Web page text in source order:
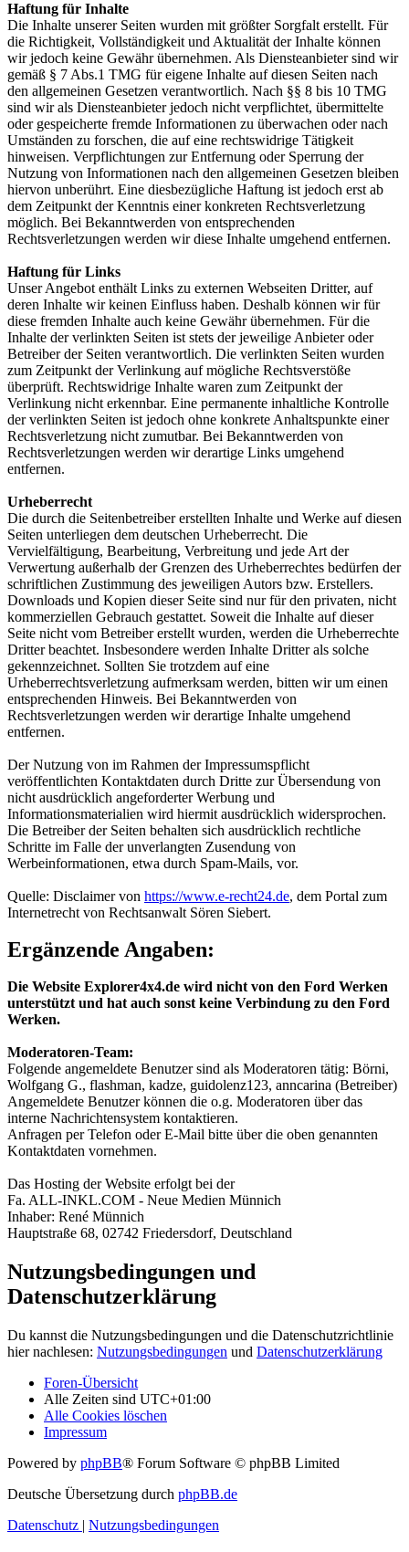
Haftung für Inhalte
Die Inhalte unserer Seiten wurden mit größter Sorgfalt erstellt. Für
die Richtigkeit, Vollständigkeit und Aktualität der Inhalte können
wir jedoch keine Gewähr übernehmen. Als Diensteanbieter sind wir
gemäß § 7 Abs.1 TMG für eigene Inhalte auf diesen Seiten nach
den allgemeinen Gesetzen verantwortlich. Nach §§ 8 bis 10 TMG
sind wir als Diensteanbieter jedoch nicht verpflichtet, übermittelte
oder gespeicherte fremde Informationen zu überwachen oder nach
Umständen zu forschen, die auf eine rechtswidrige Tätigkeit
hinweisen. Verpflichtungen zur Entfernung oder Sperrung der
Nutzung von Informationen nach den allgemeinen Gesetzen bleiben
hiervon unberührt. Eine diesbezügliche Haftung ist jedoch erst ab
dem Zeitpunkt der Kenntnis einer konkreten Rechtsverletzung
möglich. Bei Bekanntwerden von entsprechenden
Rechtsverletzungen werden wir diese Inhalte umgehend entfernen.
Haftung für Links
Unser Angebot enthält Links zu externen Webseiten Dritter, auf
deren Inhalte wir keinen Einfluss haben. Deshalb können wir für
diese fremden Inhalte auch keine Gewähr übernehmen. Für die
Inhalte der verlinkten Seiten ist stets der jeweilige Anbieter oder
Betreiber der Seiten verantwortlich. Die verlinkten Seiten wurden
zum Zeitpunkt der Verlinkung auf mögliche Rechtsverstöße
überprüft. Rechtswidrige Inhalte waren zum Zeitpunkt der
Verlinkung nicht erkennbar. Eine permanente inhaltliche Kontrolle
der verlinkten Seiten ist jedoch ohne konkrete Anhaltspunkte einer
Rechtsverletzung nicht zumutbar. Bei Bekanntwerden von
Rechtsverletzungen werden wir derartige Links umgehend
entfernen.
Urheberrecht
Die durch die Seitenbetreiber erstellten Inhalte und Werke auf diesen
Seiten unterliegen dem deutschen Urheberrecht. Die
Vervielfältigung, Bearbeitung, Verbreitung und jede Art der
Verwertung außerhalb der Grenzen des Urheberrechtes bedürfen der
schriftlichen Zustimmung des jeweiligen Autors bzw. Erstellers.
Downloads und Kopien dieser Seite sind nur für den privaten, nicht
kommerziellen Gebrauch gestattet. Soweit die Inhalte auf dieser
Seite nicht vom Betreiber erstellt wurden, werden die Urheberrechte
Dritter beachtet. Insbesondere werden Inhalte Dritter als solche
gekennzeichnet. Sollten Sie trotzdem auf eine
Urheberrechtsverletzung aufmerksam werden, bitten wir um einen
entsprechenden Hinweis. Bei Bekanntwerden von
Rechtsverletzungen werden wir derartige Inhalte umgehend
entfernen.
Der Nutzung von im Rahmen der Impressumspflicht
veröffentlichten Kontaktdaten durch Dritte zur Übersendung von
nicht ausdrücklich angeforderter Werbung und
Informationsmaterialien wird hiermit ausdrücklich widersprochen.
Die Betreiber der Seiten behalten sich ausdrücklich rechtliche
Schritte im Falle der unverlangten Zusendung von
Werbeinformationen, etwa durch Spam-Mails, vor.
Quelle: Disclaimer von https://www.e-recht24.de, dem Portal zum
Internetrecht von Rechtsanwalt Sören Siebert.
Ergänzende Angaben:
Die Website Explorer4x4.de wird nicht von den Ford Werken
unterstützt und hat auch sonst keine Verbindung zu den Ford
Werken.
Moderatoren-Team:
Folgende angemeldete Benutzer sind als Moderatoren tätig: Börni,
Wolfgang G., flashman, kadze, guidolenz123, anncarina (Betreiber)
Angemeldete Benutzer können die o.g. Moderatoren über das
interne Nachrichtensystem kontaktieren.
Anfragen per Telefon oder E-Mail bitte über die oben genannten
Kontaktdaten vornehmen.
Das Hosting der Website erfolgt bei der
Fa. ALL-INKL.COM - Neue Medien Münnich
Inhaber: René Münnich
Hauptstraße 68, 02742 Friedersdorf, Deutschland
Nutzungsbedingungen und
Datenschutzerklärung
Du kannst die Nutzungsbedingungen und die Datenschutzrichtlinie
hier nachlesen: Nutzungsbedingungen und Datenschutzerklärung
Foren-Übersicht
Alle Zeiten sind UTC+01:00
Alle Cookies löschen
Impressum
Powered by phpBB® Forum Software © phpBB Limited
Deutsche Übersetzung durch phpBB.de
Datenschutz | Nutzungsbedingungen